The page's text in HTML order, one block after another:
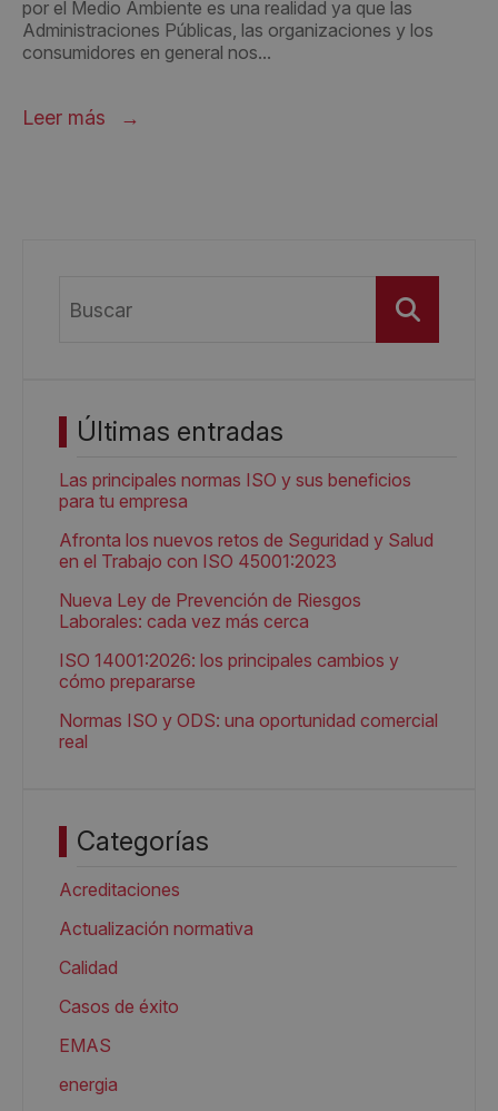
por el Medio Ambiente es una realidad ya que las
Administraciones Públicas, las organizaciones y los
consumidores en general nos...
Leer más
Buscar
Últimas entradas
Las principales normas ISO y sus beneficios
para tu empresa
Afronta los nuevos retos de Seguridad y Salud
en el Trabajo con ISO 45001:2023
Nueva Ley de Prevención de Riesgos
Laborales: cada vez más cerca
ISO 14001:2026: los principales cambios y
cómo prepararse
Normas ISO y ODS: una oportunidad comercial
real
Categorías
Acreditaciones
Actualización normativa
Calidad
Casos de éxito
EMAS
energia